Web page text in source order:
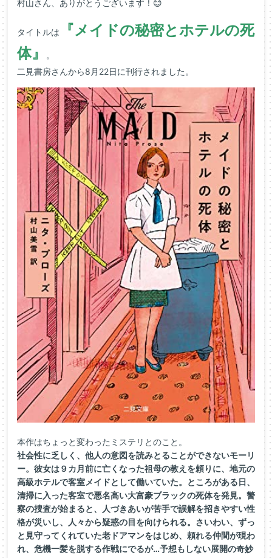
村山さん、ありがとうございます！😊
タイトルは
『メイドの秘密とホテルの死
体』
。
二見書房さんから8月22日に刊行されました。
本作はちょっと変わったミステリとのこと。
社会性に乏しく、他人の意図を読みとることができないモーリ
ー。彼女は９カ月前に亡くなった祖母の教えを頼りに、地元の
高級ホテルで客室メイドとして働いていた。ところがある日、
清掃に入った客室で悪名高い大富豪ブラックの死体を発見。警
察の捜査が始まると、人づきあいが苦手で誤解を招きやすい性
格が災いし、人々から疑惑の目を向けられる。さいわい、ずっ
と見守ってくれていた老ドアマンをはじめ、頼れる仲間が現わ
れ、危機一髪を脱する作戦にでるが…予想もしない展開の奇妙